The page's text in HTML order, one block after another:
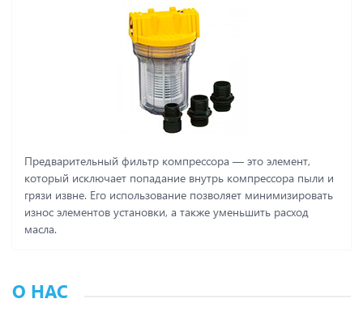
Предварительный фильтр компрессора ― это элемент,
который исключает попадание внутрь компрессора пыли и
грязи извне. Его использование позволяет минимизировать
износ элементов установки, а также уменьшить расход
масла.
О НАС